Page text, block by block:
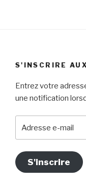
S'INSCRIRE
Entrez votre
une notification
S'inscrire